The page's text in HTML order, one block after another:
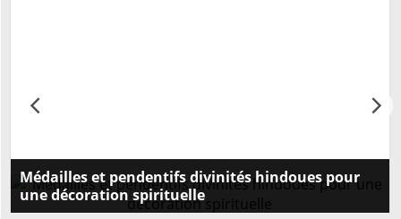
Médailles et pendentifs divinités hindoues pour
une décoration spirituelle